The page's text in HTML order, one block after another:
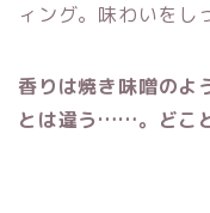
ィング。味わいをし
香りは焼き味噌のよ
とは違う……。どこ